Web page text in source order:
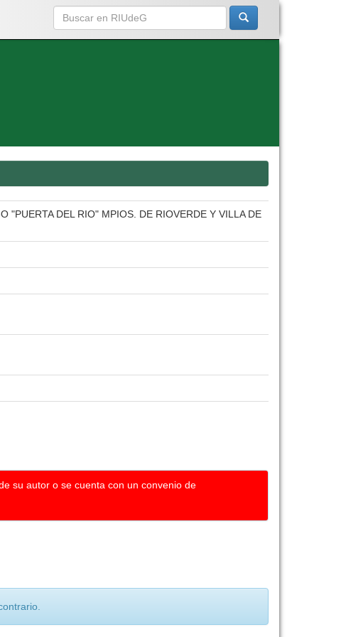
"PUERTA DEL RIO" MPIOS. DE RIOVERDE Y VILLA DE
su autor o se cuenta con un convenio de